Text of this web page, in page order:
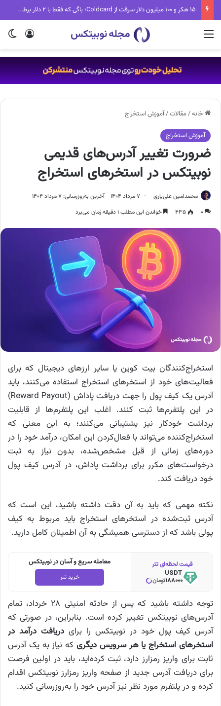
۱۵ هکر و ۱۰۰ میلیون دلار سرقت از Coldcard؛ باگی که فقط با ۲ دلار برطرف می‌شد
ورود منو
خانه/مقالات/آموزش استخراج
آموزش استخراج
ضرورت تغییر آدرس‌های قدیمی
نوبیتکس در استخر‌های استخراج
محمدامین علی‌یاری ۷ مرداد ۱۴۰۴
آخرین به‌روزرسانی: ۷ مرداد ۱۴۰۴
۰
۴۳۵ خواندن این مطلب ۱ دقیقه زمان می‌برد
استخراج‌کنندگان بیت کوین یا سایر ارزهای دیجیتال که برای
فعالیت‌های خود از استخرهای استخراج استفاده می‌کنند، باید
آدرس یک کیف پول را جهت دریافت پاداش (Reward Payout)
در این پلتفرم‌ها ثبت کنند. اغلب این پلتفرم‌ها از قابلیت
برداشت خودکار نیز پشتیبانی می‌کنند؛ به این معنی که
استخراج‌کننده می‌تواند با فعال‌کردن این امکان، درآمد خود را در
دوره‌های زمانی از قبل مشخص‌شده، بدون نیاز به ثبت
درخواست‌های مکرر برای برداشت پاداش، در آدرس کیف پول
خود دریافت کند.
نکته مهمی که باید به آن دقت داشته باشید، این است که
آدرس ثبت‌شده در استخرهای استخراج باید مربوط به کیف
پولی باشد که از دسترسی همیشگی به آن اطمینان کامل دارید.
معامله سریع و آسان در نوبیتکس
خرید تتر
قیمت لحظه‌ای تتر
USDT
188000تومان
توجه داشته باشید که پس از حادثه امنیتی ۲۸ خرداد، تمام
آدرس‌های نوبیتکس تغییر کرده است. بنابراین، در صورتی که
آدرس کیف پول خود در نوبیتکس را برای دریافت درآمد در
استخرهای استخراج یا هر سرویس دیگری که نیاز به یک آدرس
ثابت برای واریز رمزارز دارد، ثبت کرده‌اید، باید در اولین فرصت
برای دریافت آدرس جدید از صفحه واریز رمزارز نوبیتکس اقدام
کرده و در پلتفرم مورد نظر نیز آدرس خود را به‌روزرسانی کنید.